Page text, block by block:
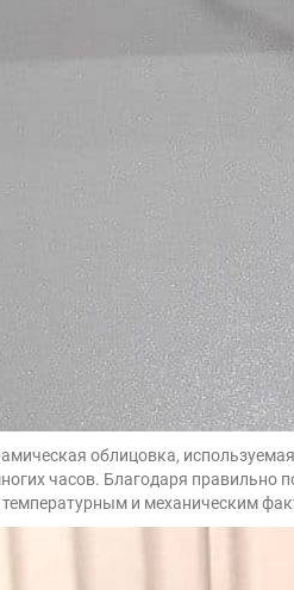
облицовка, используемая
часов. Благодаря
и механическим